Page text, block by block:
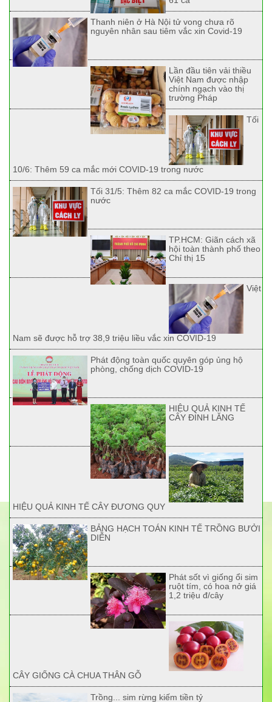
Thanh niên ở Hà Nội tử vong chưa rõ
nguyên nhân sau tiêm vắc xin Covid-19
Lần đầu tiên vải thiều
Việt Nam được nhập
chính ngạch vào thị
trường Pháp
Tối
10/6: Thêm 59 ca mắc mới COVID-19 trong nước
Tối 31/5: Thêm 82 ca mắc COVID-19 trong
nước
TP.HCM: Giãn cách xã
hội toàn thành phố theo
Chỉ thị 15
Việt
Nam sẽ được hỗ trợ 38,9 triệu liều vắc xin COVID-19
Phát động toàn quốc quyên góp ủng hộ
phòng, chống dịch COVID-19
HIỆU QUẢ KINH TẾ
CÂY ĐINH LĂNG
HIỆU QUẢ KINH TẾ CÂY ĐƯƠNG QUY
BẢNG HẠCH TOÁN KINH TẾ TRỒNG BƯỞI
DIỄN
Phát sốt vì giống ổi sim
ruột tím, có hoa nở giá
1,2 triệu đ/cây
CÂY GIỐNG CÀ CHUA THÂN GỖ
Trồng... sim rừng kiếm tiền tỷ